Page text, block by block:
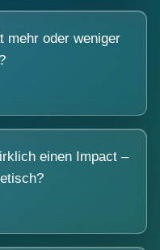
mehr oder weniger
einen Impact –